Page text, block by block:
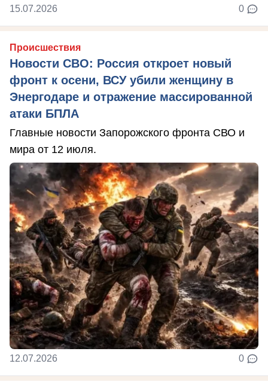
15.07.2026 0
Происшествия
Новости СВО: Россия откроет новый
фронт к осени, ВСУ убили женщину в
Энергодаре и отражение массированной
атаки БПЛА
Главные новости Запорожского фронта СВО и
мира от 12 июля.
12.07.2026 0